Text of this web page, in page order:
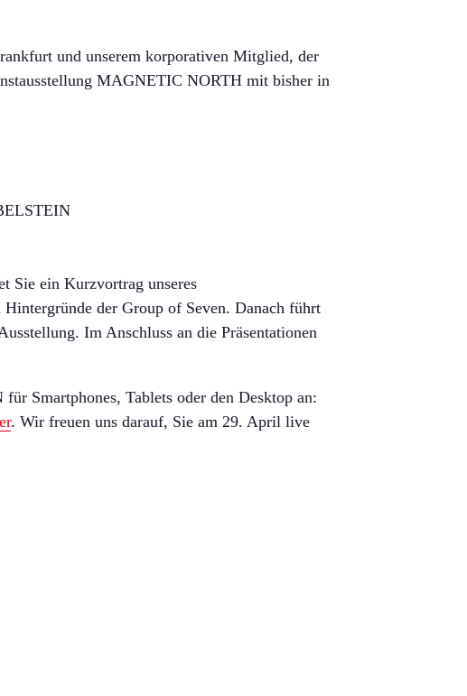
und unserem korporativen Mitglied, der
MAGNETIC NORTH mit bisher in
Sie ein Kurzvortrag unseres
der Group of Seven. Danach führt
Im Anschluss an die Präsentationen
Smartphones, Tablets oder den Desktop an:
. Wir freuen uns darauf, Sie am 29. April live